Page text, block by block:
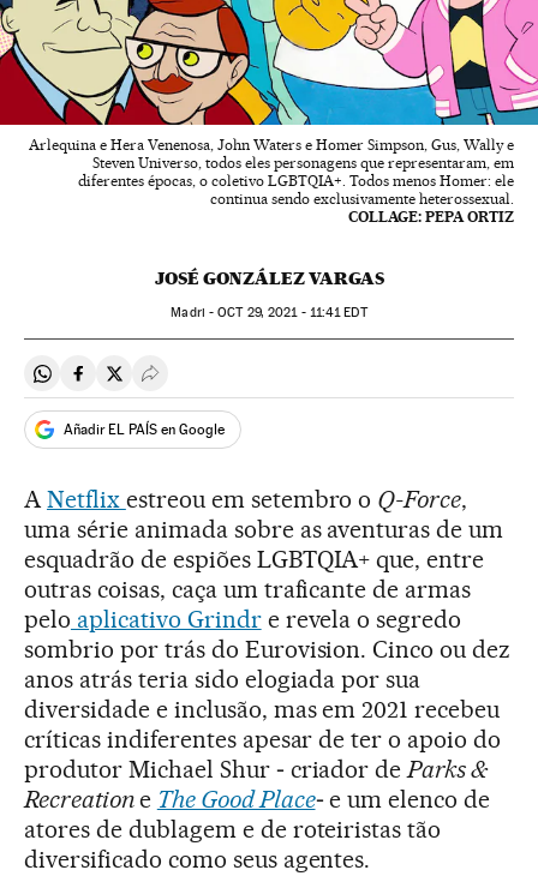
Arlequina e Hera Venenosa, John Waters e Homer Simpson, Gus, Wally e
Steven Universo, todos eles personagens que representaram, em
diferentes épocas, o coletivo LGBTQIA+. Todos menos Homer: ele
continua sendo exclusivamente heterossexual.
COLLAGE: PEPA ORTIZ
JOSÉ GONZÁLEZ VARGAS
Madri -OCT29, 2021 - 11:41EDT
Compartir en Whatsapp
Compartir en Facebook
Compartir en Twitter
Desplegar Redes Sociales
Añadir EL PAÍS en Google
ANetflix estreou em setembro o Q-Force,
uma série animada sobre as aventuras de um
esquadrão de espiões LGBTQIA+ que, entre
outras coisas, caça um traficante de armas
pelo aplicativo Grindre revela o segredo
sombrio por trás do Eurovision. Cinco ou dez
anos atrás teria sido elogiada por sua
diversidade e inclusão, mas em 2021 recebeu
críticas indiferentes apesar de ter o apoio do
produtor Michael Shur ‒ criador deParks &
Recreatione The Good Place‒ e um elenco de
atores de dublagem e de roteiristas tão
diversificado como seus agentes.